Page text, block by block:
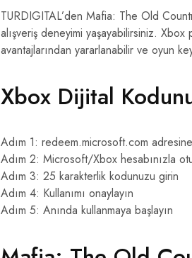
TURDIGITAL’den Mafia: The Old
alışveriş deneyimi yaşayabilirsiniz.
avantajlarından yararlanabilir ve oyun
Xbox Dijital
Adım 1: redeem.microsoft.com
Adım 2: Microsoft/Xbox hesabınızla
Adım 3: 25 karakterlik kodunuzu girin
Adım 4: Kullanımı onaylayın
Adım 5: Anında kullanmaya başlayın